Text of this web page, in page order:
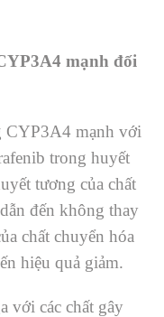
mạnh đối
CYP3A4 mạnh với
trong huyết
tương của chất
đến không thay
chất chuyển hóa
hiệu quả giảm.
với các chất gây